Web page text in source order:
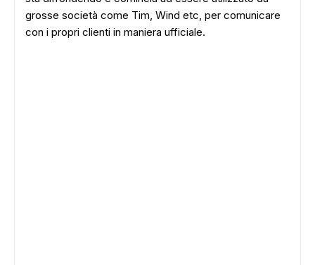
grosse società come Tim, Wind etc, per comunicare
con i propri clienti in maniera ufficiale.